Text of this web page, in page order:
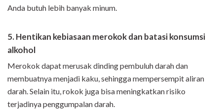
Anda butuh lebih banyak minum.
5. Hentikan kebiasaan merokok dan batasi konsumsi
alkohol
Merokok dapat merusak dinding pembuluh darah dan
membuatnya menjadi kaku, sehingga mempersempit aliran
darah. Selain itu, rokok juga bisa meningkatkan risiko
terjadinya penggumpalan darah.